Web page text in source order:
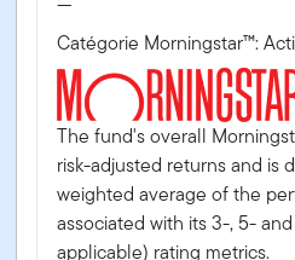
Catégorie Morningstar™:
The fund's overall
risk-adjusted returns and is
weighted average of the
associated with its 3-, 5-
applicable) rating metrics.